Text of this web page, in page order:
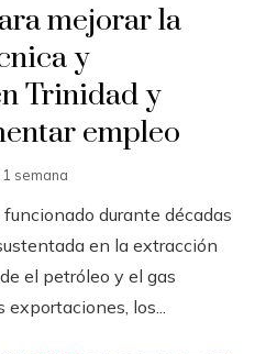
mejorar la
y
Trinidad y
empleo
semana
durante décadas
en la extracción
el petróleo y el gas
los...